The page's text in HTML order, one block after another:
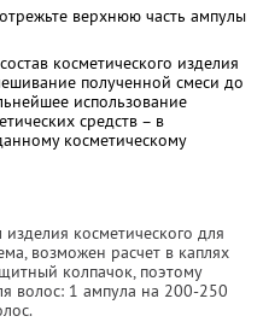
верхнюю часть ампулы
косметического изделия
полученной смеси до
использование
средств – в
косметическому
косметического для
возможен расчет в каплях
колпачок, поэтому
волос: 1 ампула на 200-250